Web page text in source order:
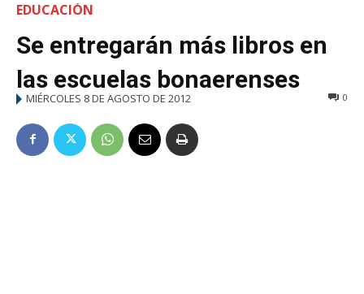
EDUCACIÓN
Se entregarán más libros en
las escuelas bonaerenses
MIÉRCOLES 8 DE AGOSTO DE 2012 0